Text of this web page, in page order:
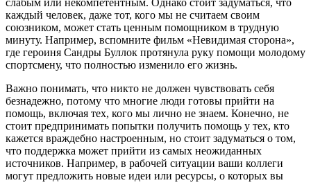
каждый человек, даже тот, кого мы не считаем своим
союзником, может стать ценным помощником в трудную
минуту. Например, вспомните фильм «Невидимая сторона»,
где героиня Сандры Буллок протянула руку помощи молодому
спортсмену, что полностью изменило его жизнь.
Важно понимать, что никто не должен чувствовать себя
безнадежно, потому что многие люди готовы прийти на
помощь, включая тех, кого мы лично не знаем. Конечно, не
стоит предпринимать попытки получить помощь у тех, кто
кажется враждебно настроенным, но стоит задуматься о том,
что поддержка может прийти из самых неожиданных
источников. Например, в рабочей ситуации ваши коллеги
могут предложить новые идеи или ресурсы, о которых вы